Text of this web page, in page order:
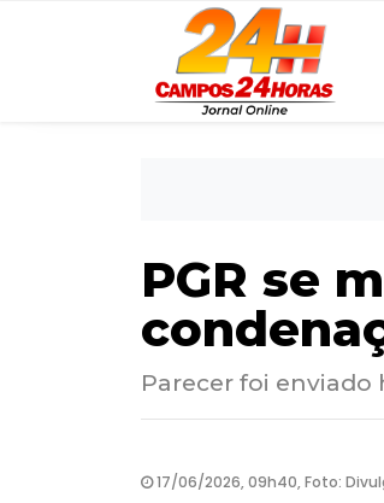
PGR se
Parecer foi enviado
17/06/2026, 09h40, Foto: